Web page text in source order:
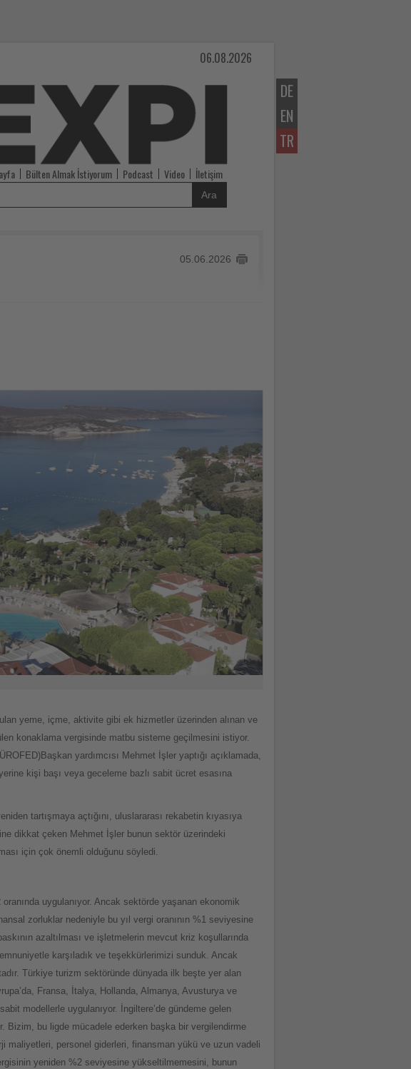
DE
EN
TR
06.08.2026
Bülten Almak İstiyorum Podcast Video İletişim
Ara
05.06.2026
yeme, içme, aktivite gibi ek hizmetler üzerinden alınan ve
konaklama vergisinde matbu sisteme geçilmesini istiyor.
yardımcısı Mehmet İşler yaptığı açıklamada,
kişi başı veya geceleme bazlı sabit ücret esasına
tartışmaya açtığını, uluslararası rekabetin kıyasıya
dikkat çeken Mehmet İşler bunun sektör üzerindeki
için çok önemli olduğunu söyledi.
uygulanıyor. Ancak sektörde yaşanan ekonomik
zorluklar nedeniyle bu yıl vergi oranının %1 seviyesine
azaltılması ve işletmelerin mevcut kriz koşullarında
karşıladık ve teşekkürlerimizi sunduk. Ancak
Türkiye turizm sektöründe dünyada ilk beşte yer alan
Fransa, İtalya, Hollanda, Almanya, Avusturya ve
modellerle uygulanıyor. İngiltere’de gündeme gelen
Bizim, bu ligde mücadele ederken başka bir vergilendirme
maliyetleri, personel giderleri, finansman yükü ve uzun vadeli
yeniden %2 seviyesine yükseltilmemesini, bunun